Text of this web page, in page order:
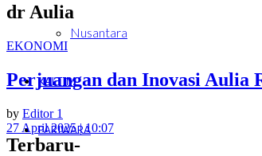
Nusantara
KALTIM
PARIWARA
dr Aulia
EKONOMI
Perjuangan dan Inovasi Aulia
by Editor 1
27 April 2025 | 10:07
Terbaru-